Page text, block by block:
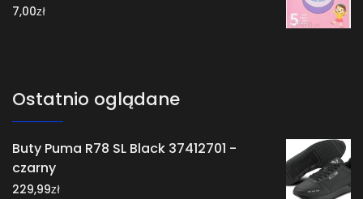
7,00zł
Ostatnio oglądane
Buty Puma R78 SL Black 37412701 -
czarny
229,99zł